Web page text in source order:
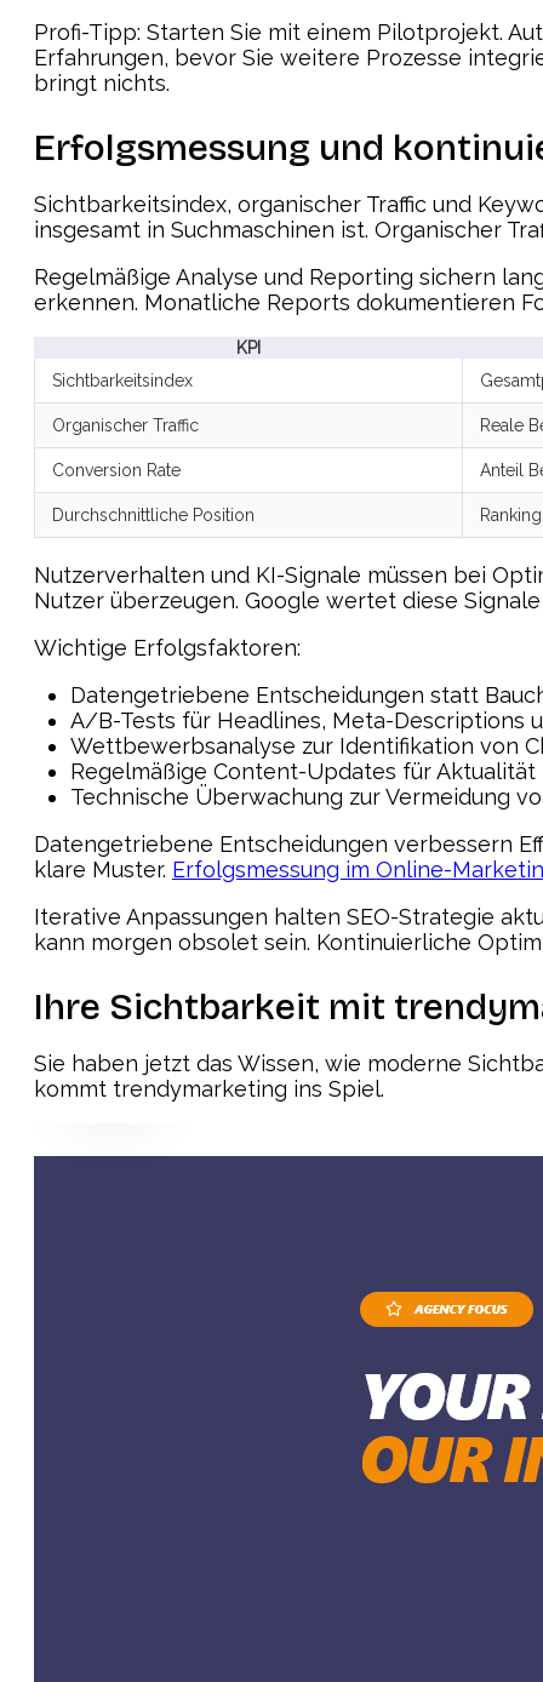
Profi-Tipp: Starten Sie mit einem Pilotprojekt.
Erfahrungen, bevor Sie weitere Prozesse
bringt nichts.
Erfolgsmessung und
Sichtbarkeitsindex, organischer Traffic und
insgesamt in Suchmaschinen ist. Organischer
Regelmäßige Analyse und Reporting sichern
erkennen. Monatliche Reports dokumentieren
KPI
Sichtbarkeitsindex
Organischer Traffic Reale
Conversion Rate Anteil
Durchschnittliche Position
Nutzerverhalten und KI-Signale müssen bei
Nutzer überzeugen. Google wertet diese
Wichtige Erfolgsfaktoren:
Datengetriebene Entscheidungen statt
A/B-Tests für Headlines, Meta-Descriptions
Wettbewerbsanalyse zur Identifikation von
Regelmäßige Content-Updates für Aktualität
Technische Überwachung zur Vermeidung
Datengetriebene Entscheidungen verbessern
klare Muster. Erfolgsmessung im Online-
Iterative Anpassungen halten SEO-Strategie
kann morgen obsolet sein. Kontinuierliche
Ihre Sichtbarkeit mit
Sie haben jetzt das Wissen, wie moderne
kommt trendymarketing ins Spiel.